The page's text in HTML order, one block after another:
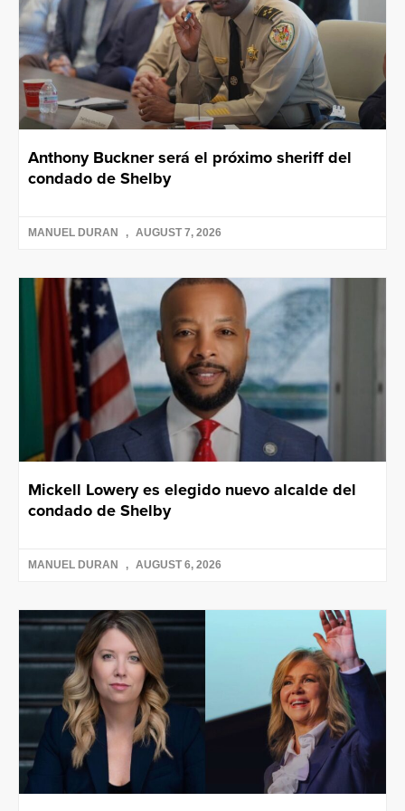
Anthony Buckner será el próximo sheriff del
condado de Shelby
MANUEL DURAN AUGUST 7, 2026
Mickell Lowery es elegido nuevo alcalde del
condado de Shelby
MANUEL DURAN AUGUST 6, 2026